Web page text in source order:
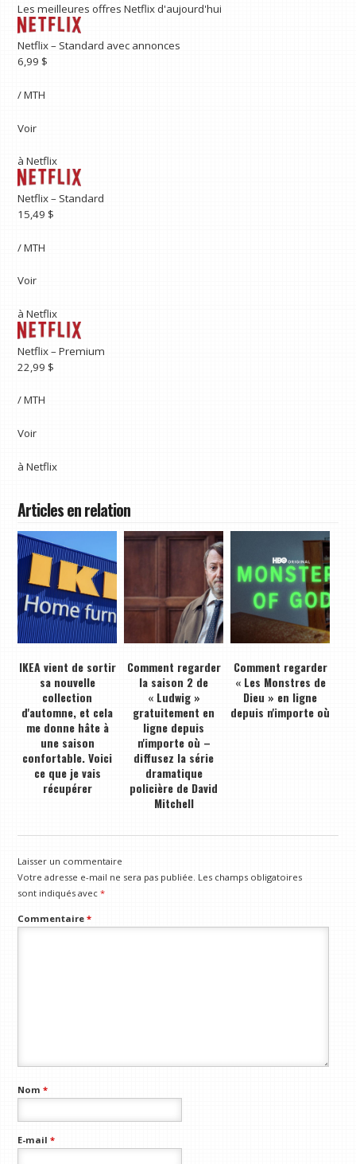
Les meilleures offres Netflix d'aujourd'hui
Netflix – Standard avec annonces
6,99 $
/ MTH
Voir
àNetflix
Netflix – Standard
15,49 $
/ MTH
Voir
àNetflix
Netflix – Premium
22,99 $
/ MTH
Voir
àNetflix
Articles en relation
IKEA vient de sortir
sa nouvelle
collection
d'automne, et cela
me donne hâte à
une saison
confortable. Voici
ce que je vais
récupérer
Comment regarder
la saison 2 de
« Ludwig »
gratuitement en
ligne depuis
n'importe où –
diffusez la série
dramatique
policière de David
Mitchell
Comment regarder
« Les Monstres de
Dieu » en ligne
depuis n'importe où
Laisser un commentaire
Votre adresse e-mail ne sera pas publiée. Les champs obligatoires
sont indiqués avec*
Commentaire*
Nom*
E-mail*